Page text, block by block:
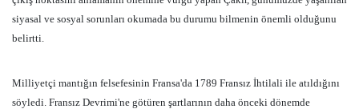
siyasal ve sosyal sorunları okumada bu durumu bilmenin önemli olduğunu
belirtti.
Milliyetçi mantığın felsefesinin Fransa'da 1789 Fransız İhtilali ile atıldığını
söyledi. Fransız Devrimi'ne götüren şartlarının daha önceki dönemde